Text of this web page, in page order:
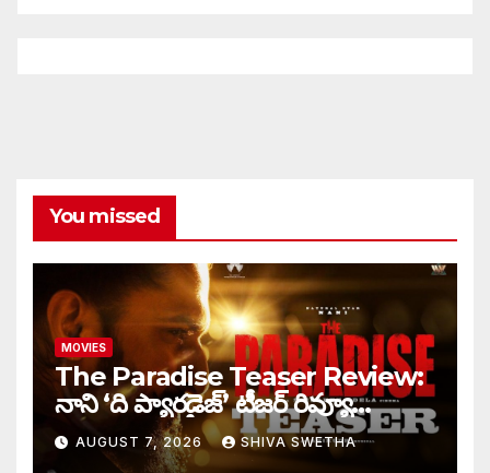
You missed
MOVIES
The Paradise Teaser Review:
నాని ‘ది ప్యారడైజ్’ టీజర్ రివ్యూ…
AUGUST 7, 2026 SHIVA SWETHA